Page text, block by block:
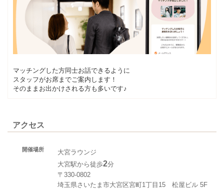
マッチングした方同士お話できるように
スタッフがお席までご案内します！
そのままお出かけされる方も多いです♪
アクセス
開催場所
大宮ラウンジ
大宮駅から徒歩2分
〒330-0802
埼玉県さいたま市大宮区宮町1丁目15 松屋ビル 5F